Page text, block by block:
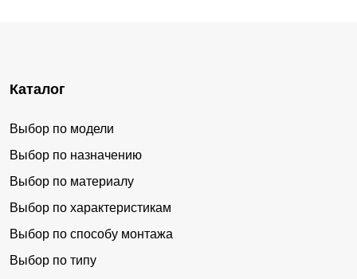
Каталог
Выбор по модели
Выбор по назначению
Выбор по материалу
Выбор по характеристикам
Выбор по способу монтажа
Выбор по типу